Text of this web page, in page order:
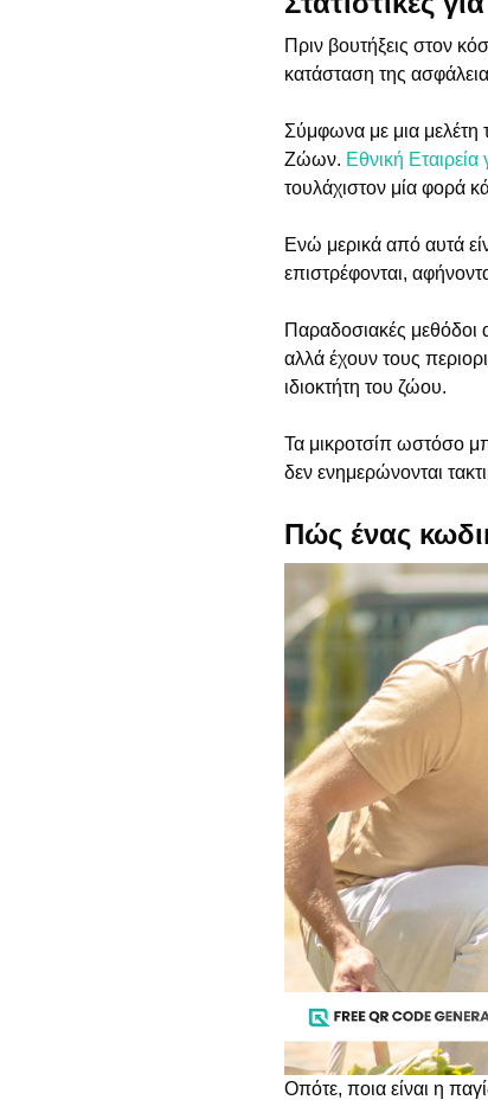
Πριν βουτήξεις στον
κατάσταση της
Σύμφωνα με μια μελέτη
Ζώων. Εθνική
τουλάχιστον μία φορά
Ενώ μερικά από αυτά
επιστρέφονται,
Παραδοσιακές μεθόδοι
αλλά έχουν τους
ιδιοκτήτη του ζώου.
Τα μικροτσίπ ωστόσο
δεν ενημερώνονται
Πώς ένας
Οπότε, ποια είναι η